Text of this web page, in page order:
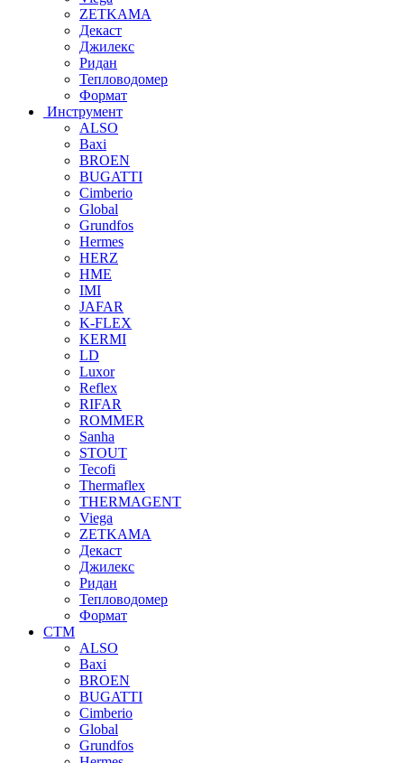
ZETKAMA
Декаст
Джилекс
Ридан
Тепловодомер
Формат
Инструмент
ALSO
Baxi
BROEN
BUGATTI
Cimberio
Global
Grundfos
Hermes
HERZ
HME
IMI
JAFAR
K-FLEX
KERMI
LD
Luxor
Reflex
RIFAR
ROMMER
Sanha
STOUT
Tecofi
Thermaflex
THERMAGENT
Viega
ZETKAMA
Декаст
Джилекс
Ридан
Тепловодомер
Формат
СТМ
ALSO
Baxi
BROEN
BUGATTI
Cimberio
Global
Grundfos